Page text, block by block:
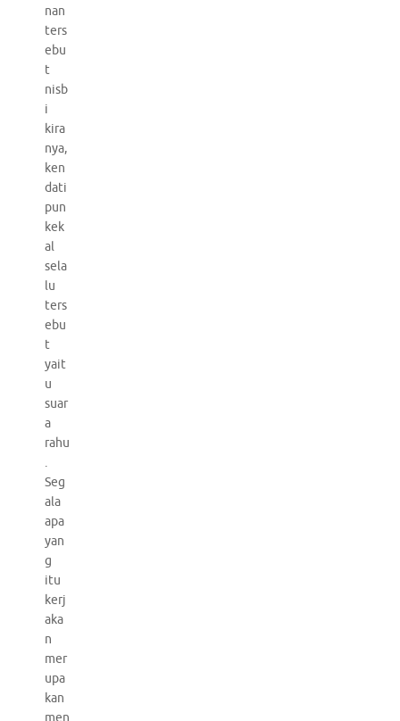
nan
ters
ebu
t
nisb
i
kira
nya,
ken
dati
pun
kek
al
sela
lu
ters
ebu
t
yait
u
suar
a
rahu
.
Seg
ala
apa
yan
g
itu
kerj
aka
n
mer
upa
kan
men